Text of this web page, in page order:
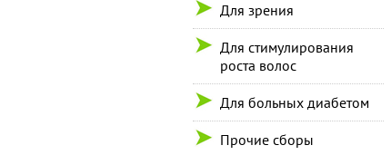
Для зрения
Для стимулирования
роста волос
Для больных диабетом
Прочие сборы